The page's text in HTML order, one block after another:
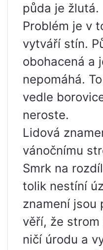
půda je žlutá.
Problém je v
vytváří stín.
obohacená a
nepomáhá.
vedle
neroste.
Lidová
vánočnímu
Smrk na
tolik nestíní
znamení jsou
věří, že
ničí úrodu a